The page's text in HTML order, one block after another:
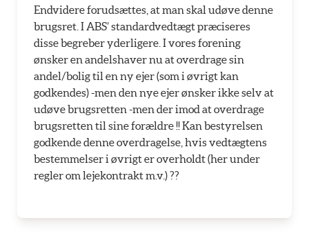
Endvidere forudsættes, at man skal udøve denne
brugsret. I ABS’ standardvedtægt præciseres
disse begreber yderligere. I vores forening
ønsker en andelshaver nu at overdrage sin
andel/bolig til en ny ejer (som i øvrigt kan
godkendes) -men den nye ejer ønsker ikke selv at
udøve brugsretten -men der imod at overdrage
brugsretten til sine forældre !! Kan bestyrelsen
godkende denne overdragelse, hvis vedtægtens
bestemmelser i øvrigt er overholdt (her under
regler om lejekontrakt m.v.) ??